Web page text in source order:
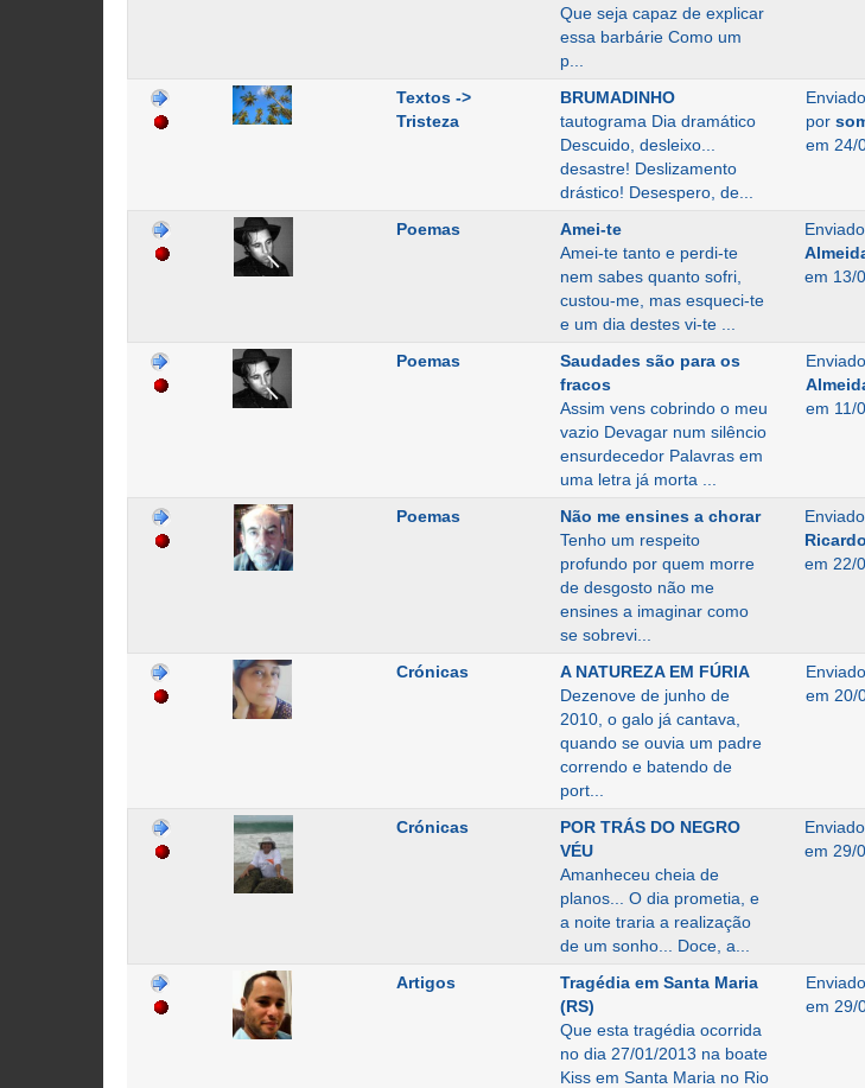
Que seja capaz de explicar
essa barbárie Como um
p...
Textos ->
Tristeza
BRUMADINHO
tautograma Dia dramático
Descuido, desleixo...
desastre! Deslizamento
drástico! Desespero, de...
Enviado
por
em 24/
Poemas
Amei-te
Amei-te tanto e perdi-te
nem sabes quanto sofri,
custou-me, mas esqueci-te
e um dia destes vi-te ...
em 13/
Poemas
Saudades são para os
fracos
Assim vens cobrindo o meu
vazio Devagar num silêncio
ensurdecedor Palavras em
uma letra já morta ...
em 11/
Poemas
Não me ensines a chorar
Tenho um respeito
profundo por quem morre
de desgosto não me
ensines a imaginar como
se sobrevi...
Ricardo
em 22/
Crónicas
A NATUREZA EM FÚRIA
Dezenove de junho de
2010, o galo já cantava,
quando se ouvia um padre
correndo e batendo de
port...
em 20/
Crónicas
POR TRÁS DO NEGRO
VÉU
Amanheceu cheia de
planos... O dia prometia, e
a noite traria a realização
de um sonho... Doce, a...
em 29/
Artigos
Tragédia em Santa Maria
(RS)
Que esta tragédia ocorrida
no dia 27/01/2013 na boate
Kiss em Santa Maria no Rio
em 29/